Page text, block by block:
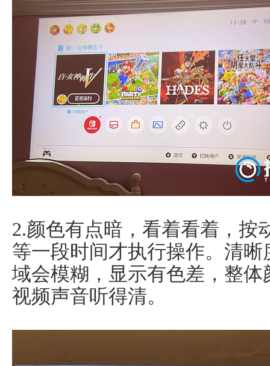
2.颜色有点暗，看着看着，按
等一段时间才执行操作。清
域会模糊，显示有色差，整
视频声音听得清。